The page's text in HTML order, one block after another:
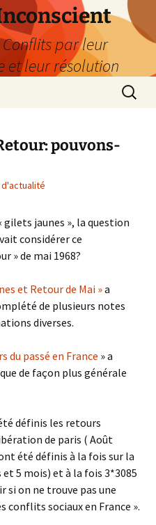
Conflits par leur
et leur résolution
pouvons-
gilets jaunes », la question
considérer ce
» de mai 1968?
et Retour de Mai »a
de plusieurs notes
diverses.
du passé en France » a
de façon plus générale
définis les retours
de paris ( Août
été définis à la fois sur la
et 5 mois) et à la fois 3*3085
si on ne trouve pas une
conflits sociaux en France ».